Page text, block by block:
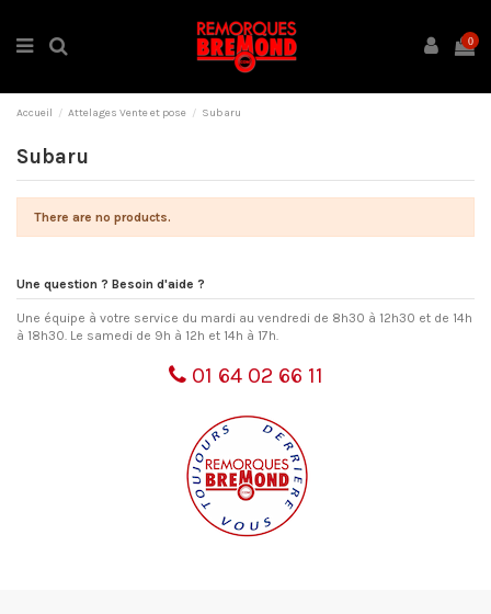
0
Accueil Attelages Vente et pose Subaru
Subaru
There are no products.
Une question ? Besoin d'aide ?
Une équipe à votre service du mardi au vendredi de 8h30 à 12h30 et de 14h
à 18h30. Le samedi de 9h à 12h et 14h à 17h.
01 64 02 66 11